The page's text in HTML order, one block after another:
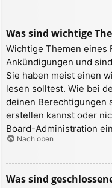
Was sind wichtige
Wichtige Themen eines
Ankündigungen und
Sie haben meist einen
lesen solltest. Wie bei
deinen Berechtigungen
erstellen kannst oder
Board-Administration
Nach oben
Was sind